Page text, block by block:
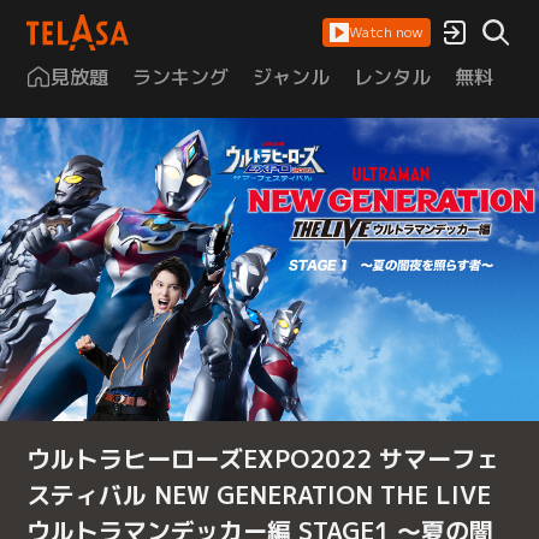
Watch now
見放題 ランキング ジャンル レンタル 無料
ウルトラヒーローズEXPO2022 サマーフェ
スティバル NEW GENERATION THE LIVE
ウルトラマンデッカー編 STAGE1 ～夏の闇